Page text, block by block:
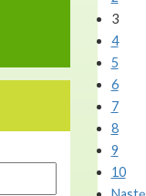
3
4
5
6
7
8
9
10